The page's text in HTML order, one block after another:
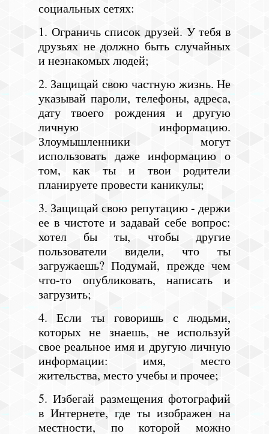
социальных сетях:
1. Ограничь список друзей. У тебя в
друзьях не должно быть случайных
и незнакомых людей;
2. Защищай свою частную жизнь. Не
указывай пароли, телефоны, адреса,
дату твоего рождения и другую
личную информацию.
Злоумышленники могут
использовать даже информацию о
том, как ты и твои родители
планируете провести каникулы;
3. Защищай свою репутацию - держи
ее в чистоте и задавай себе вопрос:
хотел бы ты, чтобы другие
пользователи видели, что ты
загружаешь? Подумай, прежде чем
что-то опубликовать, написать и
загрузить;
4. Если ты говоришь с людьми,
которых не знаешь, не используй
свое реальное имя и другую личную
информации: имя, место
жительства, место учебы и прочее;
5. Избегай размещения фотографий
в Интернете, где ты изображен на
местности, по которой можно